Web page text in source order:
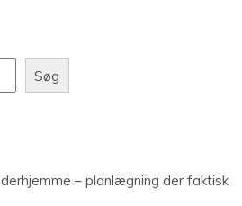
Søg
– planlægning der faktisk